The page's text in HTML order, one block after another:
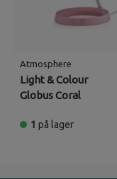
Atmosphere
Light & Colour
Globus Coral
1 på lager